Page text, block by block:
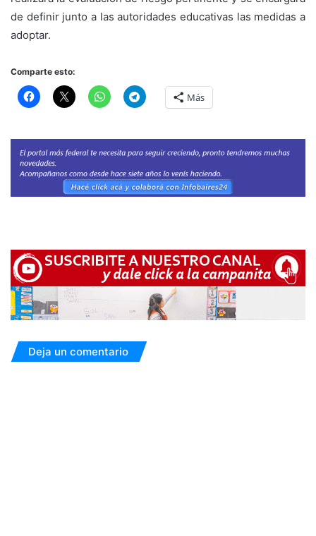
de definir junto a las autoridades educativas las medidas a
adoptar.
Comparte esto:
Más
Deja un comentario